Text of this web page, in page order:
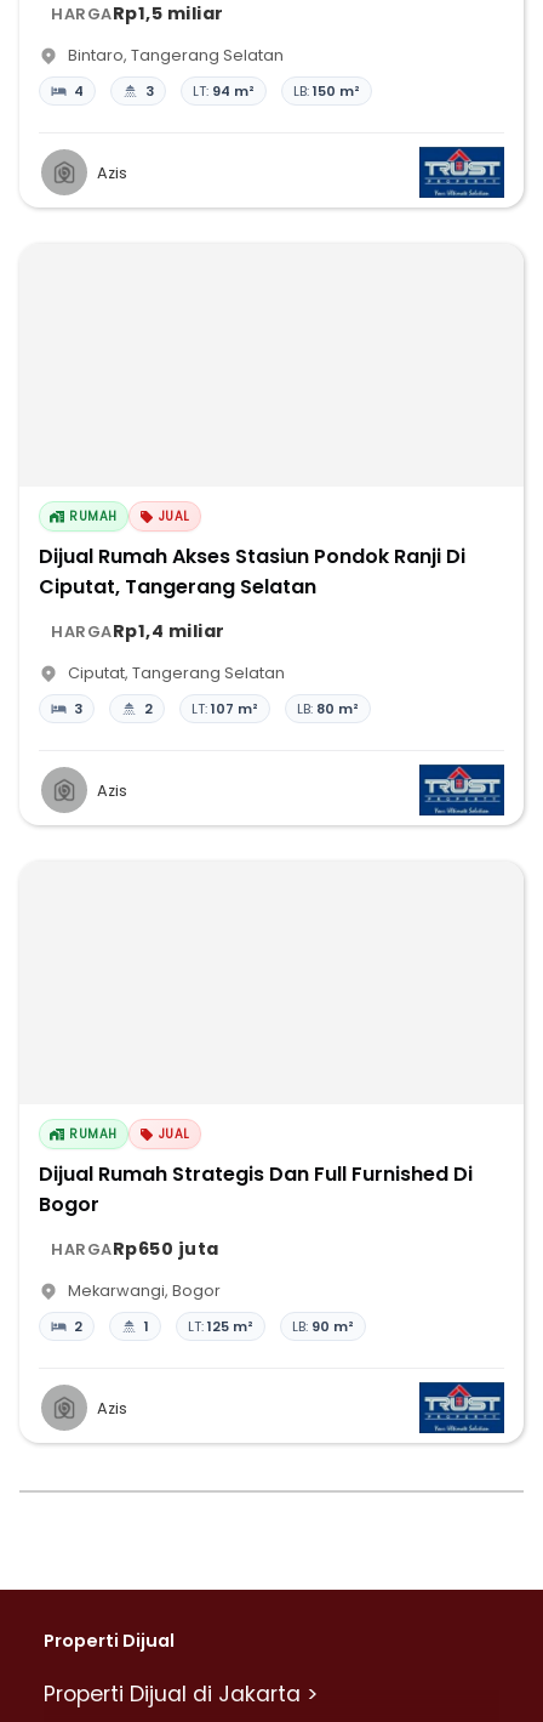
HARGARp1,5 miliar
Bintaro, Tangerang Selatan
4 3 LT: 94 m² LB:150 m²
Azis
RUMAH JUAL
Dijual Rumah Akses Stasiun Pondok Ranji Di
Ciputat, Tangerang Selatan
HARGARp1,4 miliar
Ciputat, Tangerang Selatan
3 2 LT:107 m² LB: 80 m²
Azis
RUMAH JUAL
Dijual Rumah Strategis Dan Full Furnished Di
Bogor
HARGARp650 juta
Mekarwangi, Bogor
2 1 LT:125 m² LB: 90 m²
Azis
Properti Dijual
Properti Dijual di Jakarta >